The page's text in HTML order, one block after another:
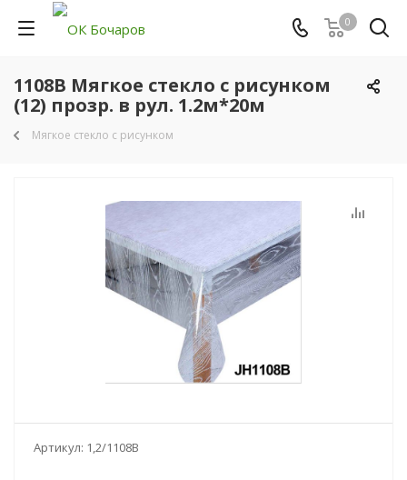
0
1108B Мягкое стекло с рисунком
(12) прозр. в рул. 1.2м*20м
Мягкое стекло с рисунком
Артикул: 1,2/1108B